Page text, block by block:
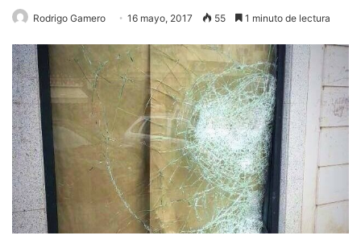
Rodrigo Gamero 16 mayo, 2017 55 1 minuto de lectura